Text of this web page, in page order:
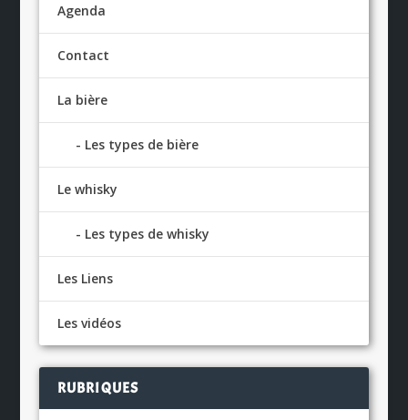
Agenda
Contact
La bière
Les types de bière
Le whisky
Les types de whisky
Les Liens
Les vidéos
RUBRIQUES